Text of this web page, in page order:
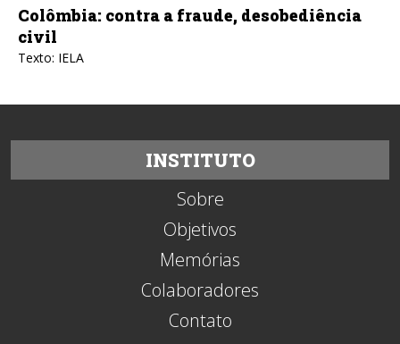
Colômbia: contra a fraude, desobediência
civil
Texto: IELA
INSTITUTO
Sobre
Objetivos
Memórias
Colaboradores
Contato